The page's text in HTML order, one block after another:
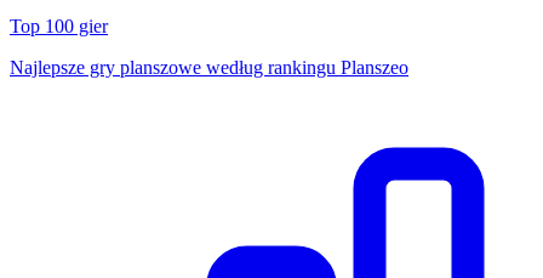
Top 100 gier
Najlepsze gry planszowe według rankingu Planszeo